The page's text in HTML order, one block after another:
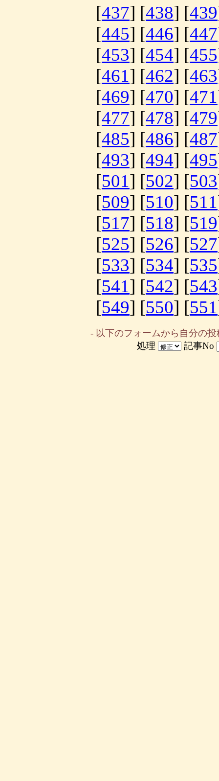
[437] [438] [439
[445] [446] [447
[453] [454] [455
[461] [462] [463
[469] [470] [471
[477] [478] [479
[485] [486] [487
[493] [494] [495
[501] [502] [503
[509] [510] [511
[517] [518] [519
[525] [526] [527
[533] [534] [535
[541] [542] [543
[549] [550] [551
- 以下のフォームから自分の
処理
記事No